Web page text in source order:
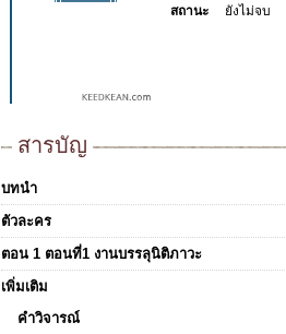
สถานะ
ยังไม่จบ
สารบัญ
บทนำ
ตัวละคร
ตอน 1 ตอนที่1 งานบรรลุนิติภาวะ
เพิ่มเติม
คำวิจารณ์